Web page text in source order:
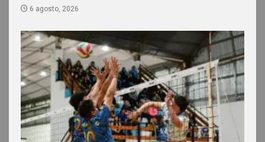
6 agosto, 2026